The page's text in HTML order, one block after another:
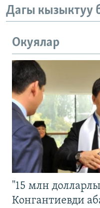
Дагы кызыктуу
Окуялар
"15 млн
Конгантиевди